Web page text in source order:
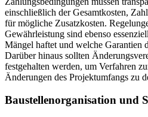
einschließlich der Gesamtkosten,
für mögliche Zusatzkosten.
Gewährleistung sind ebenso
Mängel haftet und welche Garantien
Darüber hinaus sollten
festgehalten werden, um Verfahren
Änderungen des Projektumfangs zu
Baustellenorganisation und